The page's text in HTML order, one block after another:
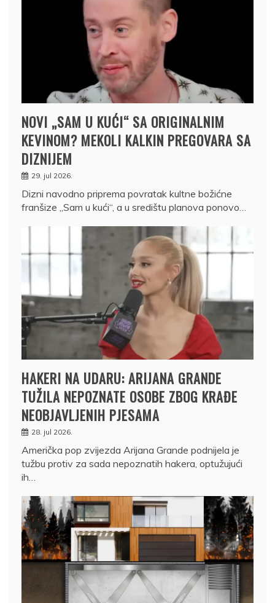
NOVI „SAM U KUĆI“ SA ORIGINALNIM
KEVINOM? MEKOLI KALKIN PREGOVARA SA
DIZNIJEM
29. jul 2026.
Dizni navodno priprema povratak kultne božićne
franšize „Sam u kući“, a u središtu planova ponovo…
HAKERI NA UDARU: ARIJANA GRANDE
TUŽILA NEPOZNATE OSOBE ZBOG KRAĐE
NEOBJAVLJENIH PJESAMA
28. jul 2026.
Američka pop zvijezda Arijana Grande podnijela je
tužbu protiv za sada nepoznatih hakera, optužujući
ih…